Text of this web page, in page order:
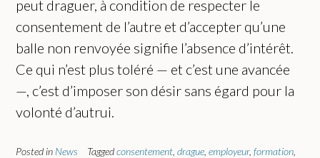
peut draguer, à condition de respecter le
consentement de l’autre et d’accepter qu’une
balle non renvoyée signifie l’absence d’intérêt.
Ce qui n’est plus toléré — et c’est une avancée
—, c’est d’imposer son désir sans égard pour la
volonté d’autrui.
Posted in News Taggedconsentement drague employeur, formation